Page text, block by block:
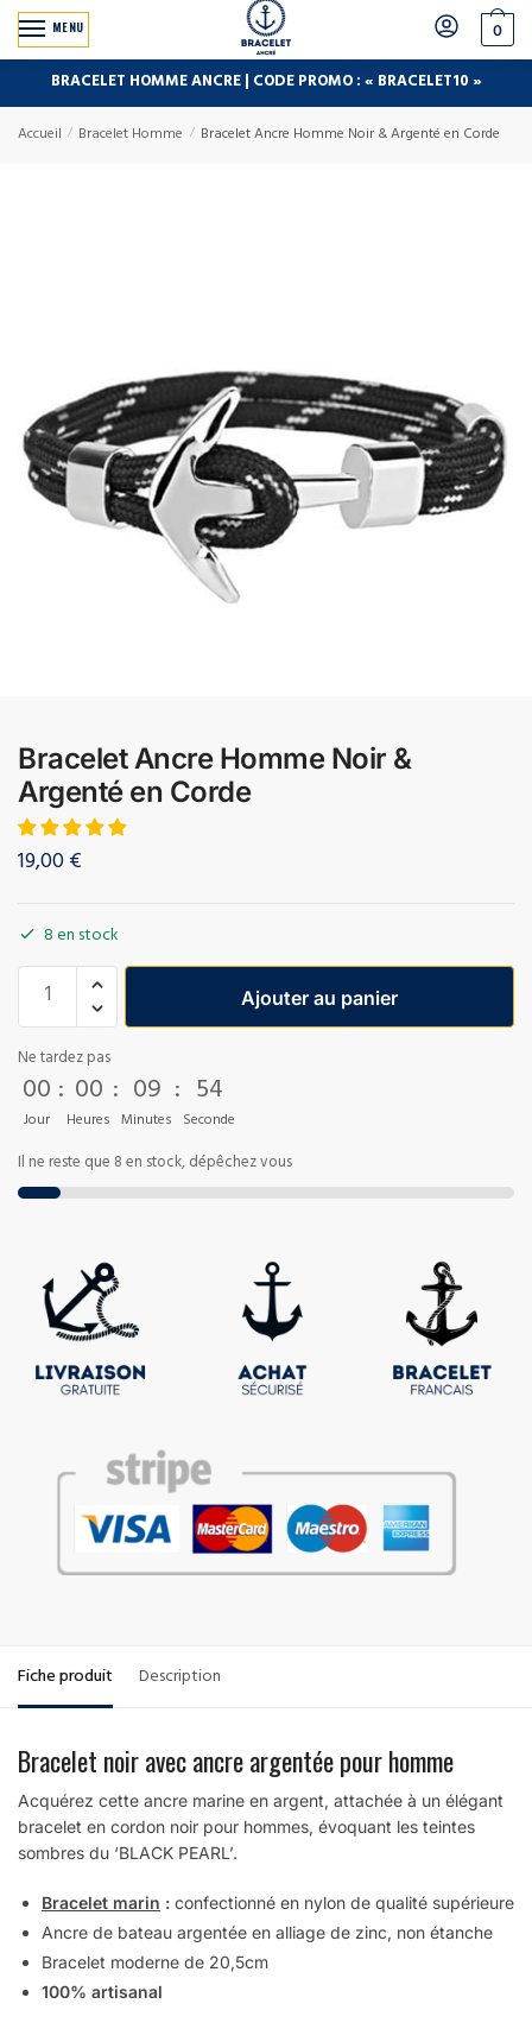
MENU 0
BRACELET HOMME ANCRE | CODE PROMO : « BRACELET10 »
Accueil / Bracelet Homme / Bracelet Ancre Homme Noir & Argenté en Corde
Bracelet Ancre Homme Noir &
Argenté en Corde
19,00€
8 en stock
Ajouter au panier
Ne tardez pas
00
Jour
: 00
Heures
: 09
Minutes
: 53
Seconde
Il ne reste que 8 en stock, dépêchez vous
Fiche produit Description
Bracelet noir avec ancre argentée pour homme
Acquérez cette ancre marine en argent, attachée à un élégant
bracelet en cordon noir pour hommes, évoquant les teintes
sombres du ‘BLACK PEARL’.
Bracelet marin : confectionné en nylon de qualité supérieure
Ancre de bateau argentée en alliage de zinc, non étanche
Bracelet moderne de 20,5cm
100% artisanal